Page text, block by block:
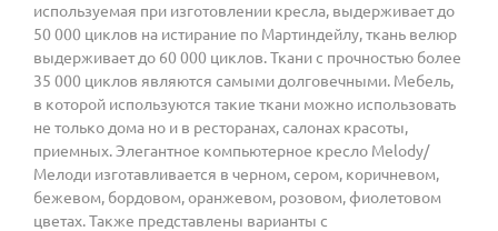
используемая при изготовлении кресла, выдерживает до
50 000 циклов на истирание по Мартиндейлу, ткань велюр
выдерживает до 60 000 циклов. Ткани с прочностью более
35 000 циклов являются самыми долговечными. Мебель,
в которой используются такие ткани можно использовать
не только дома но и в ресторанах, салонах красоты,
приемных. Элегантное компьютерное кресло Melody/
Мелоди изготавливается в черном, сером, коричневом,
бежевом, бордовом, оранжевом, розовом, фиолетовом
цветах. Также представлены варианты с